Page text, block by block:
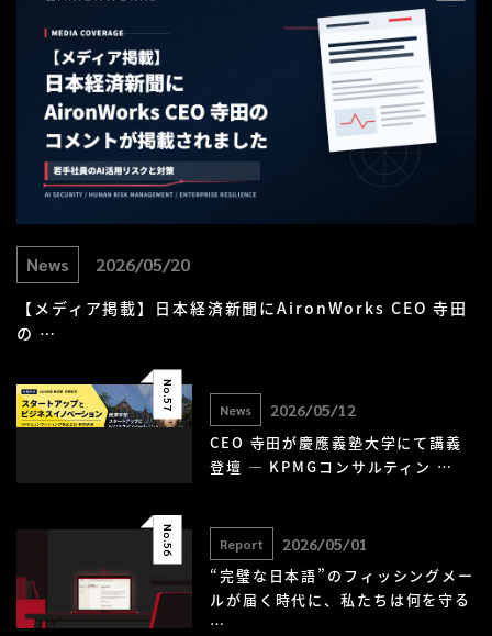
News 2026/05/20
【メディア掲載】日本経済新聞にAironWorks CEO 寺田
の …
No.
57 News 2026/05/12
CEO 寺田が慶應義塾大学にて講義
登壇 — KPMGコンサルティン …
No.
56 Report 2026/05/01
“完璧な日本語”のフィッシングメー
ルが届く時代に、私たちは何を守る
…